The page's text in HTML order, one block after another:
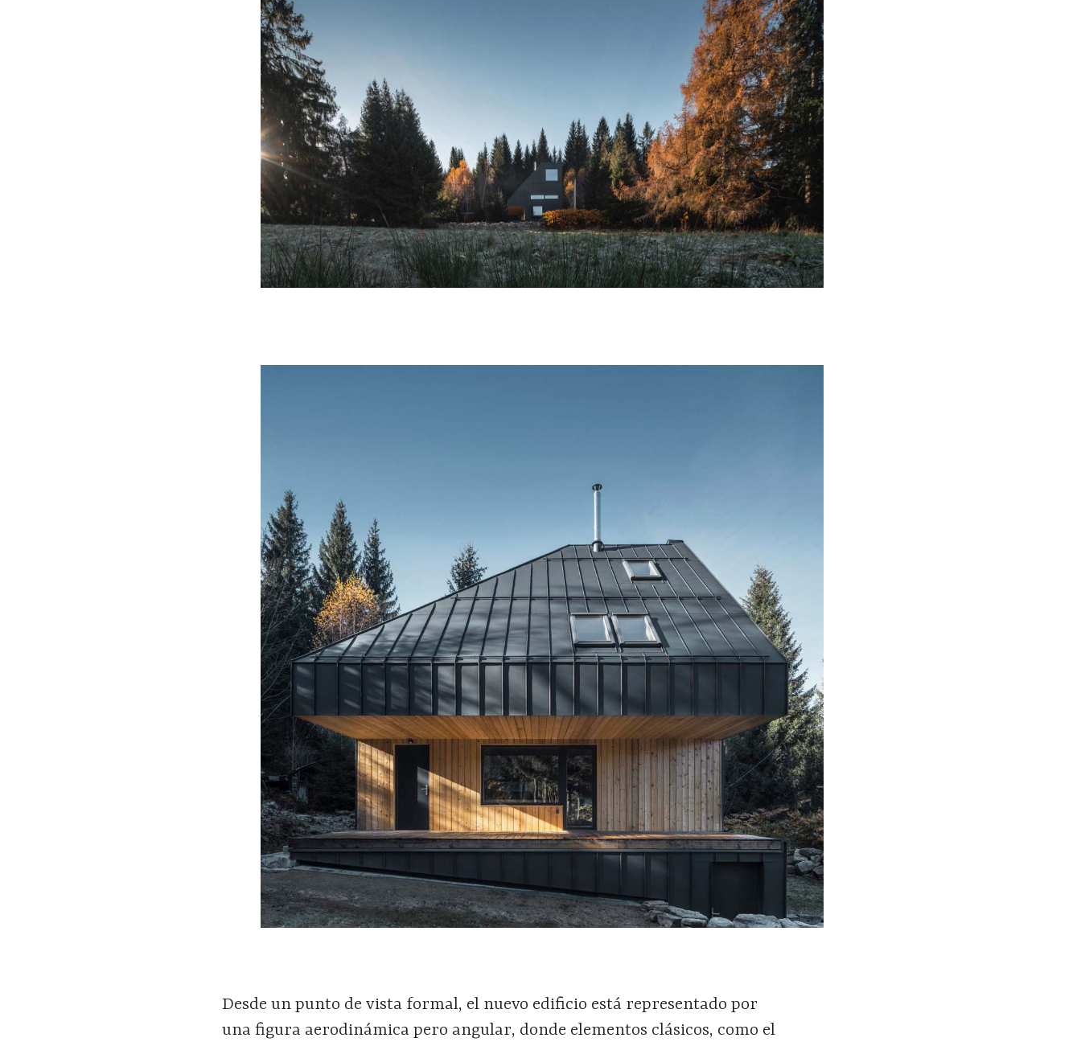
Desde un punto de vista formal, el nuevo edificio está representado por
una figura aerodinámica pero angular, donde elementos clásicos, como el